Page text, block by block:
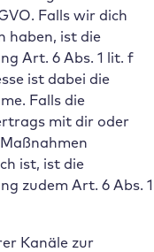
Falls wir dich
haben, ist die
Art. 6 Abs. 1 lit. f
ist dabei die
Falls die
mit dir oder
ist, ist die
zudem Art. 6 Abs. 1
Kanäle zur